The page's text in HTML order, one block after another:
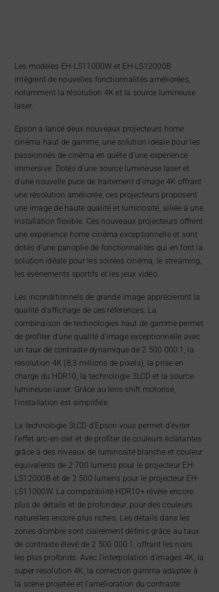
Les modèles EH-LS11000W et EH-LS12000B
intègrent de nouvelles fonctionnalités améliorées,
notamment la résolution 4K et la source lumineuse
laser.
Epson a lancé deux nouveaux projecteurs home
cinéma haut de gamme, une solution idéale pour les
passionnés de cinéma en quête d’une expérience
immersive. Dotés d’une source lumineuse laser et
d’une nouvelle puce de traitement d’image 4K offrant
une résolution améliorée, ces projecteurs proposent
une image de haute qualité et luminosité, alliée à une
installation flexible. Ces nouveaux projecteurs offrent
une expérience home cinéma exceptionnelle et sont
dotés d’une panoplie de fonctionnalités qui en font la
solution idéale pour les soirées cinéma, le streaming,
les événements sportifs et les jeux vidéo.
Les inconditionnels de grande image apprécieront la
qualité d’affichage de ces références. La
combinaison de technologies haut de gamme permet
de profiter d’une qualité d’image exceptionnelle avec
un taux de contraste dynamique de 2 500 000:1, la
résolution 4K (8,3 millions de pixels), la prise en
charge du HDR10, la technologie 3LCD et la source
lumineuse laser. Grâce au lens shift motorisé,
l’installation est simplifiée.
La technologie 3LCD d’Epson vous permet d’éviter
l’effet arc-en-ciel et de profiter de couleurs éclatantes
grâce à des niveaux de luminosité blanche et couleur
équivalents de 2 700 lumens pour le projecteur EH-
LS12000B et de 2 500 lumens pour le projecteur EH-
LS11000W. La compatibilité HDR10+ révèle encore
plus de détails et de profondeur, pour des couleurs
naturelles encore plus riches. Les détails dans les
zones d’ombre sont clairement définis grâce au taux
de contraste élevé de 2 500 000:1, offrant les noirs
les plus profonds. Avec l’interpolation d’images 4K, la
super résolution 4K, la correction gamma adaptée à
la scène projetée et l’amélioration du contraste